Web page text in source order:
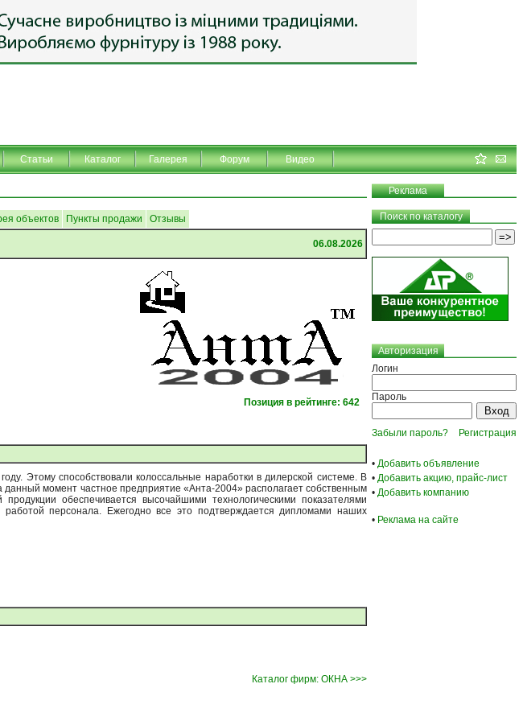
Статьи Каталог Галерея Форум Видео
Реклама
объектов Пункты продажи
Отзывы
06.08.2026
Позиция в рейтинге: 642
Этому способствовали колоссальные наработки в дилерской системе. В
момент частное предприятие «Анта-2004» располагает собственным
обеспечивается высочайшими технологическими показателями
персонала. Ежегодно все это подтверждается дипломами наших
Поиск по каталогу
Авторизация
Логин
Пароль
Забыли пароль? Регистрация
• Добавить объявление
• Добавить акцию, прайс-лист
• Добавить компанию
• Реклама на сайте
Каталог фирм: ОКНА >>>